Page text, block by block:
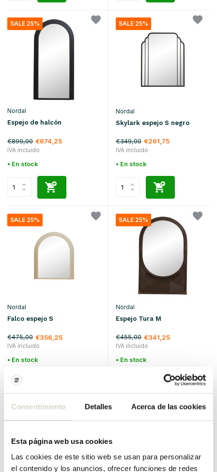
Consentimiento Detalles Acerca de las cookies
Esta página web usa cookies
Las cookies de este sitio web se usan para personalizar
el contenido y los anuncios, ofrecer funciones de redes
SALE 25%
Nordal
Espejo de halcón
€899,00 €674,25
IVA incluido
• En stock
SALE 25%
Nordal
Skylark espejo S negro
€349,00 €261,75
IVA incluido
• En stock
SALE 25%
Nordal
Falco espejo S
€475,00 €356,25
IVA incluido
• En stock
SALE 25%
Nordal
Espejo Tura M
€455,00 €341,25
IVA incluido
• En stock